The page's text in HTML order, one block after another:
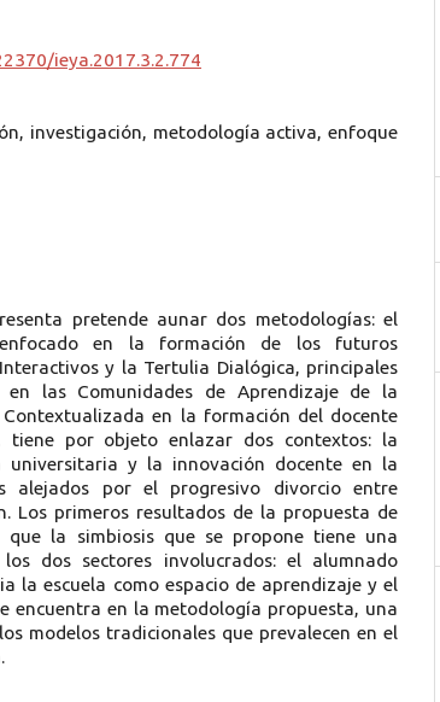
ieya.2017.3.2.774
investigación, metodología activa, enfoque
pretende aunar dos metodologías: el
enfocado en la formación de los futuros
y la Tertulia Dialógica, principales
las Comunidades de Aprendizaje de la
Contextualizada en la formación del docente
tiene por objeto enlazar dos contextos: la
universitaria y la innovación docente en la
alejados por el progresivo divorcio entre
Los primeros resultados de la propuesta de
que la simbiosis que se propone tiene una
dos sectores involucrados: el alumnado
la escuela como espacio de aprendizaje y el
encuentra en la metodología propuesta, una
modelos tradicionales que prevalecen en el